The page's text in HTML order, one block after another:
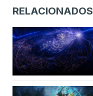
RELACIONADOS